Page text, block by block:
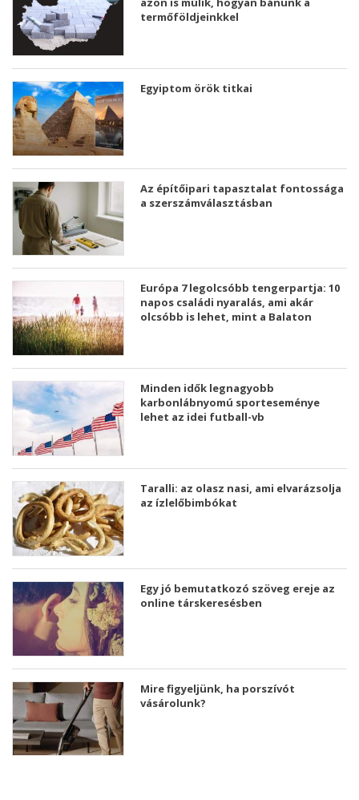
termőföldjeinkkel
Egyiptom örök titkai
Az építőipari tapasztalat fontossága
a szerszámválasztásban
Európa 7 legolcsóbb tengerpartja: 10
napos családi nyaralás, ami akár
olcsóbb is lehet, mint a Balaton
Minden idők legnagyobb
karbonlábnyomú sporteseménye
lehet az idei futball-vb
Taralli: az olasz nasi, ami elvarázsolja
az ízlelőbimbókat
Egy jó bemutatkozó szöveg ereje az
online társkeresésben
Mire figyeljünk, ha porszívót
vásárolunk?